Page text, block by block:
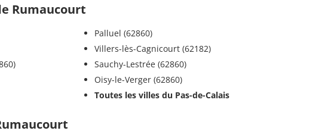
Rumaucourt
Palluel (62860)
Villers-lès-Cagnicourt (62182)
Sauchy-Lestrée (62860)
Oisy-le-Verger (62860)
Toutes les villes du Pas-de-Calais